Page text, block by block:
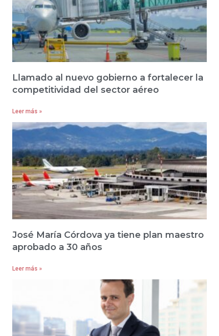
Llamado al nuevo gobierno a fortalecer la
competitividad del sector aéreo
Leer más »
José María Córdova ya tiene plan maestro
aprobado a 30 años
Leer más »